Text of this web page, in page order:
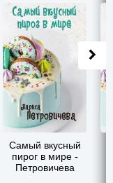
Самый вкусный
пирог в мире -
Петровичева